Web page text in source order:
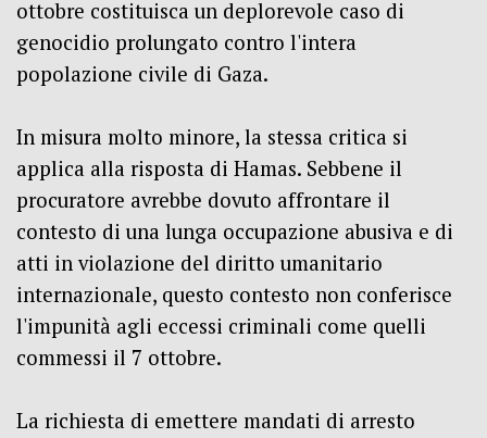
ottobre costituisca un deplorevole caso di
genocidio prolungato contro l'intera
popolazione civile di Gaza.
In misura molto minore, la stessa critica si
applica alla risposta di Hamas. Sebbene il
procuratore avrebbe dovuto affrontare il
contesto di una lunga occupazione abusiva e di
atti in violazione del diritto umanitario
internazionale, questo contesto non conferisce
l'impunità agli eccessi criminali come quelli
commessi il 7 ottobre.
La richiesta di emettere mandati di arresto